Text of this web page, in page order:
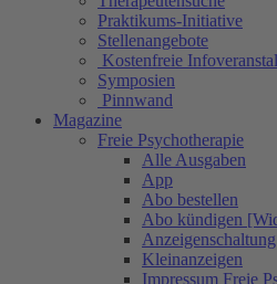
Praktikums-Initiative
Stellenangebote
Kostenfreie
Symposien
Pinnwand
Magazine
Freie Psychotherapie
Alle Ausgaben
App
Abo bestellen
Abo kündigen
Anzeigenschaltung
Kleinanzeigen
Impressum Freie